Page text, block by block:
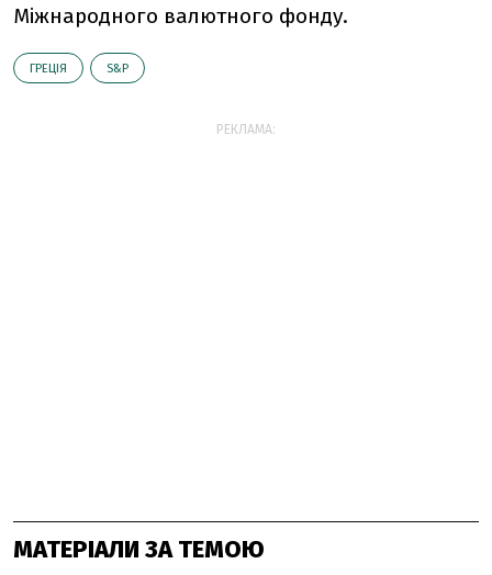
Міжнародного валютного фонду.
ГРЕЦІЯ S&P
РЕКЛАМА:
МАТЕРІАЛИ ЗА ТЕМОЮ